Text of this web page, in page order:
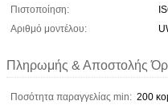
Πιστοποίηση:
Αριθμό μοντέλου:
Πληρωμής & Αποστολής
Ποσότητα παραγγελίας min: 200